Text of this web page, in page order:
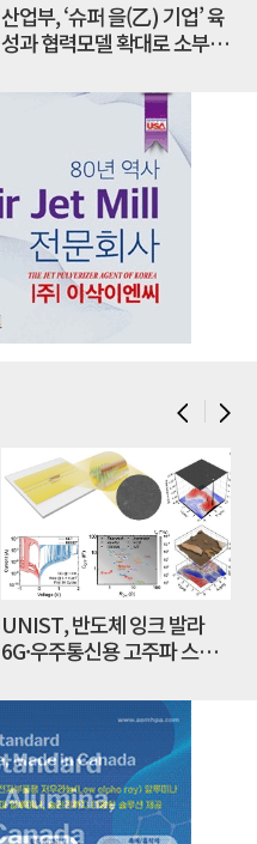
산업부, ‘슈퍼 을(乙) 기업’ 육
성과 협력모델 확대로 소부장
UNIST, 반도체 잉크 발라
6G·우주통신용 고주파 스위